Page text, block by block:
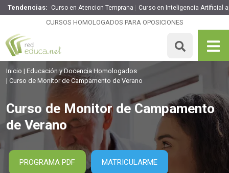
Tendencias: Curso en Atencion Temprana Curso en Inteligencia Artificial
CURSOS HOMOLOGADOS PARA OPOSICIONES
Curso de Monitor de Campamento de Verano
Inicio
Educación y Docencia Homologados
Curso de Monitor de Campamento de Verano
Curso de Monitor de Campamento
de Verano
PROGRAMA PDF MATRICULARME